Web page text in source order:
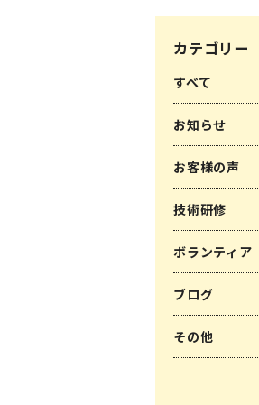
カテゴリー
すべて
お知らせ
お客様の声
技術研修
ボランティア
ブログ
その他